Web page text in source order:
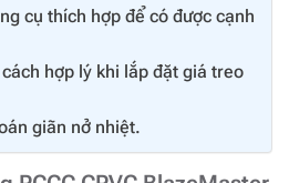
cụ thích hợp để có được cạnh
hợp lý khi lắp đặt giá treo
giãn nở nhiệt.